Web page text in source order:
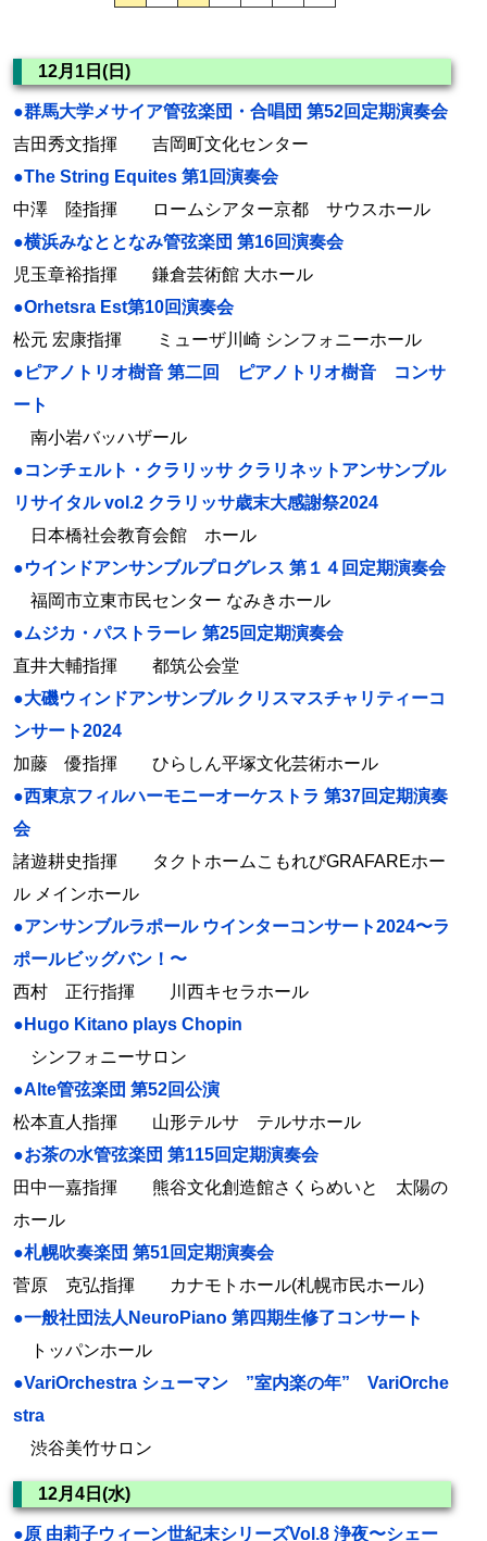
12月1日(日)
●群馬大学メサイア管弦楽団・合唱団 第52回定期演奏会
吉田秀文指揮 吉岡町文化センター
●The String Equites 第1回演奏会
中澤 陸指揮 ロームシアター京都 サウスホール
●横浜みなととなみ管弦楽団 第16回演奏会
児玉章裕指揮 鎌倉芸術館 大ホール
●Orhetsra Est第10回演奏会
松元 宏康指揮 ミューザ川崎 シンフォニーホール
●ピアノトリオ樹音 第二回 ピアノトリオ樹音 コンサ
ート
南小岩バッハザール
●コンチェルト・クラリッサ クラリネットアンサンブル
リサイタル vol.2 クラリッサ歳末大感謝祭2024
日本橋社会教育会館 ホール
●ウインドアンサンブルプログレス 第１４回定期演奏会
福岡市立東市民センター なみきホール
●ムジカ・パストラーレ 第25回定期演奏会
直井大輔指揮 都筑公会堂
●大磯ウィンドアンサンブル クリスマスチャリティーコ
ンサート2024
加藤 優指揮 ひらしん平塚文化芸術ホール
●西東京フィルハーモニーオーケストラ 第37回定期演奏
会
諸遊耕史指揮 タクトホームこもれびGRAFAREホー
ル メインホール
●アンサンブルラポール ウインターコンサート2024〜ラ
ポールビッグバン！〜
西村 正行指揮 川西キセラホール
●Hugo Kitano plays Chopin
シンフォニーサロン
●Alte管弦楽団 第52回公演
松本直人指揮 山形テルサ テルサホール
●お茶の水管弦楽団 第115回定期演奏会
田中一嘉指揮 熊谷文化創造館さくらめいと 太陽の
ホール
●札幌吹奏楽団 第51回定期演奏会
菅原 克弘指揮 カナモトホール(札幌市民ホール)
●一般社団法人NeuroPiano 第四期生修了コンサート
トッパンホール
●VariOrchestra シューマン ”室内楽の年” VariOrche
stra
渋谷美竹サロン
12月4日(水)
●原 由莉子ウィーン世紀末シリーズVol.8 浄夜〜シェー